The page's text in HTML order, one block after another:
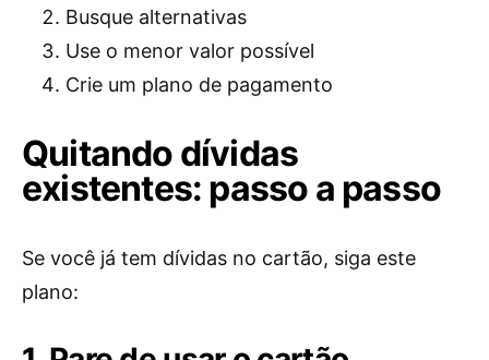
Busque alternativas
Use o menor valor possível
Crie um plano de pagamento
Quitando dívidas
existentes: passo a passo
Se você já tem dívidas no cartão, siga este
plano: